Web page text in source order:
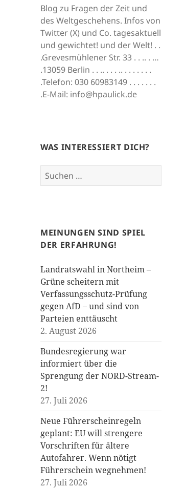
Blog zu Fragen der Zeit und
des Weltgeschehens. Infos von
Twitter (X) und Co. tagesaktuell
und gewichtet! und der Welt! . .
.Grevesmühlener Str. 33 . . .. . …
.13059 Berlin . . .. . . . .. . . . . . . .
.Telefon: 030 60983149 . . . . . . .
.E-Mail: info@hpaulick.de
WAS INTERESSIERT DICH?
Suchen
nach:
MEINUNGEN SIND SPIEL
DER ERFAHRUNG!
Landratswahl in Northeim –
Grüne scheitern mit
Verfassungsschutz-Prüfung
gegen AfD – und sind von
Parteien enttäuscht
2. August 2026
Bundesregierung war
informiert über die
Sprengung der NORD-Stream-
2!
27. Juli 2026
Neue Führerscheinregeln
geplant: EU will strengere
Vorschriften für ältere
Autofahrer. Wenn nötigt
Führerschein wegnehmen!
27. Juli 2026